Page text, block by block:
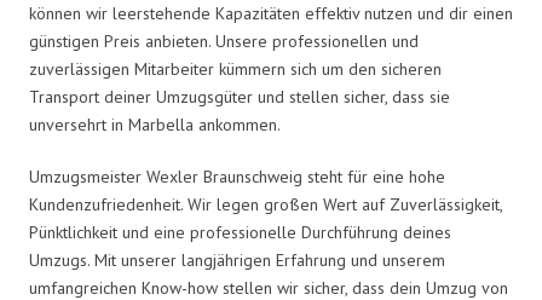
können wir leerstehende Kapazitäten effektiv nutzen und dir einen
günstigen Preis anbieten. Unsere professionellen und
zuverlässigen Mitarbeiter kümmern sich um den sicheren
Transport deiner Umzugsgüter und stellen sicher, dass sie
unversehrt in Marbella ankommen.
Umzugsmeister Wexler Braunschweig steht für eine hohe
Kundenzufriedenheit. Wir legen großen Wert auf Zuverlässigkeit,
Pünktlichkeit und eine professionelle Durchführung deines
Umzugs. Mit unserer langjährigen Erfahrung und unserem
umfangreichen Know-how stellen wir sicher, dass dein Umzug von